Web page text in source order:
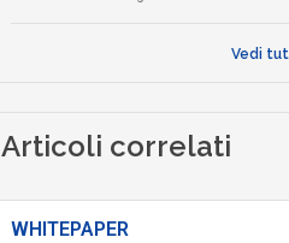
Vedi
Articoli correlati
WHITEPAPER